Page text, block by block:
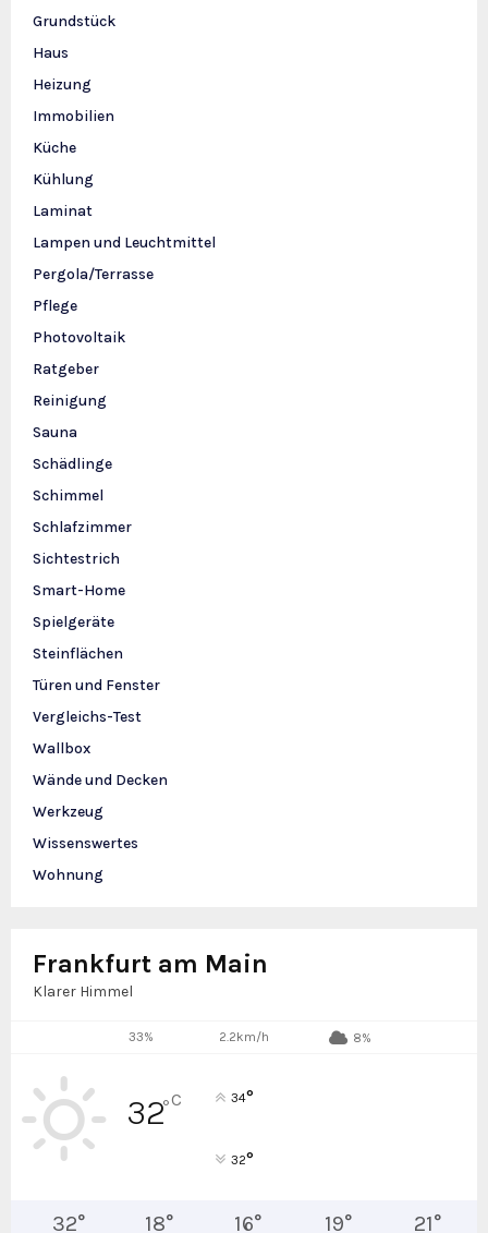
Grundstück
Haus
Heizung
Immobilien
Küche
Kühlung
Laminat
Lampen und Leuchtmittel
Pergola/Terrasse
Pflege
Photovoltaik
Ratgeber
Reinigung
Sauna
Schädlinge
Schimmel
Schlafzimmer
Sichtestrich
Smart-Home
Spielgeräte
Steinflächen
Türen und Fenster
Vergleichs-Test
Wallbox
Wände und Decken
Werkzeug
Wissenswertes
Wohnung
Frankfurt am Main
Klarer Himmel
33% 2.2km/h 8%
32°C 34°
32°
32° 18° 16° 19° 21°